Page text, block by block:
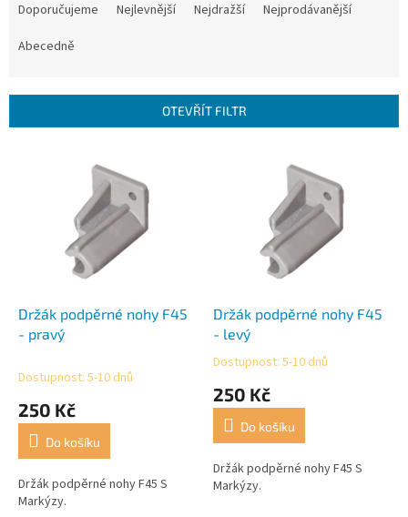
r
Doporučujeme Nejlevnější Nejdražší
Nejprodávanější
Abecedně
OTEVŘÍT FILTR
Držák podpěrné nohy F45
- pravý
Dostupnost: 5-10 dnů
250 Kč
Do košíku
Držák podpěrné nohy F45 S
Markýzy.
Držák podpěrné nohy F45
- levý
Průměrné
produktu
4,0
5
hvězdiček.
Dostupnost: 5-10 dnů
250 Kč
Do košíku
Držák podpěrné nohy F45 S
Markýzy.